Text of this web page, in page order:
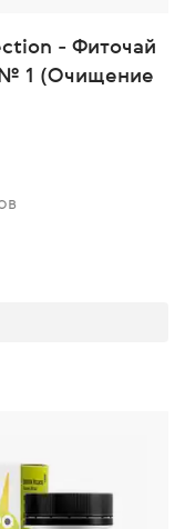
- Фиточай
№ 1 (Очищение